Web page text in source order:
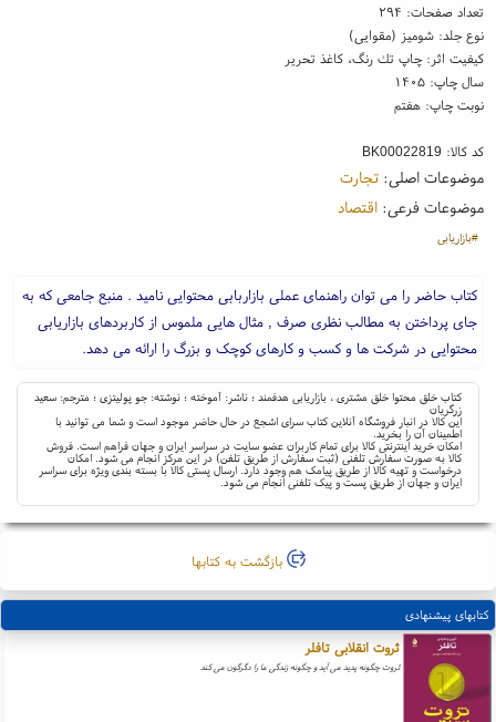
تعداد صفحات: ۲۹۴
نوع جلد: شومیز (مقوایی)
کیفیت اثر: چاپ تك رنگ، کاغذ تحریر
سال چاپ: ۱۴۰۵
نوبت چاپ: هفتم
کد کالا: BK00022819
موضوعات اصلی:تجارت
موضوعات فرعی:اقتصاد
#بازاریابی
کتاب حاضر را می توان راهنمای عملی بازاربابی محتوایی نامید . منبع جامعی که به
جای پرداختن به مطالب نظری صرف , مثال هایی ملموس از کاربردهای بازاریابی
محتوایی در شرکت ها و کسب و کارهای کوچک و بزرگ را ارائه می دهد.
کتاب خلق محتوا خلق مشتری ، بازاریابی هدفمند ؛ ناشر: آموخته ؛ نوشته: جو پولیتزی ؛ مترجم: سعید
زرگریان
این کالا در انبار فروشگاه آنلاین کتاب سرای اشجع در حال حاضر موجود است و شما می توانید با
اطمینان آن را بخرید.
امکان خرید اینترنتی کالا برای تمام کاربران عضو سایت در سراسر ایران و جهان فراهم است. فروش
کالا به صورت سفارش تلفنی (ثبت سفارش از طریق تلفن) در این مرکز انجام می شود. امکان
درخواست و تهیه کالا از طریق پیامک هم وجود دارد. ارسال پستی کالا با بسته بندی ویژه برای سراسر
ایران و جهان از طریق پست و پیک تلفنی انجام می شود.
بازگشت به کتابها
کتابهای پیشنهادی
ثروت انقلابی تافلر
ثروت چگونه پدید می آید و چگونه زندگی ما را دگرگون می کند